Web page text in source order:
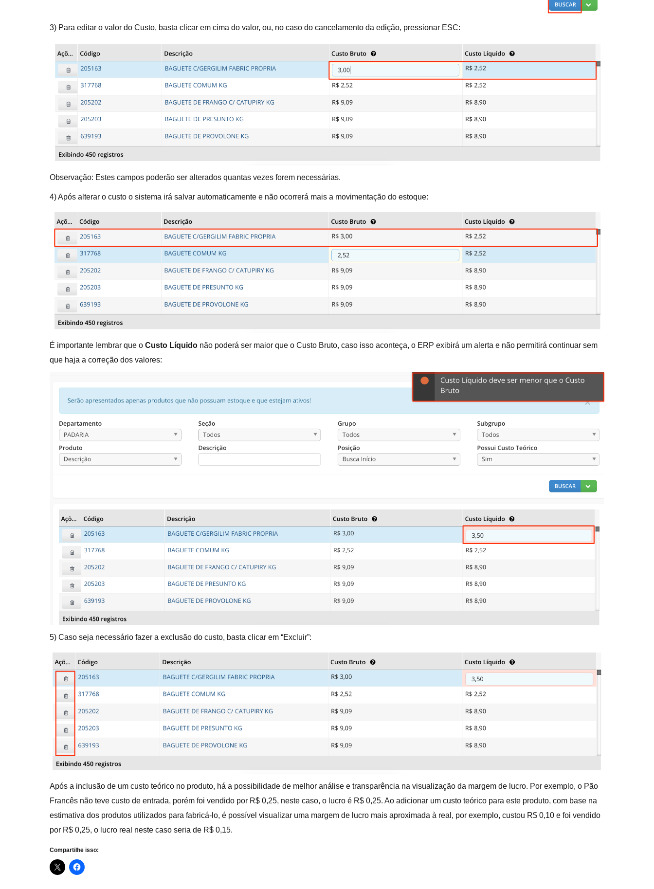
3) Para editar o valor do Custo, basta clicar em cima do valor, ou, no caso do cancelamento da edição, pressionar ESC:
Observação: Estes campos poderão ser alterados quantas vezes forem necessárias.
4) Após alterar o custo o sistema irá salvar automaticamente e não ocorrerá mais a movimentação do estoque:
É importante lembrar que o Custo Líquido não poderá ser maior que o Custo Bruto, caso isso aconteça, o ERP exibirá um alerta e não permitirá continuar sem
que haja a correção dos valores:
5) Caso seja necessário fazer a exclusão do custo, basta clicar em “Excluir”:
Após a inclusão de um custo teórico no produto, há a possibilidade de melhor análise e transparência na visualização da margem de lucro. Por exemplo, o Pão
Francês não teve custo de entrada, porém foi vendido por R$ 0,25, neste caso, o lucro é R$ 0,25. Ao adicionar um custo teórico para este produto, com base na
estimativa dos produtos utilizados para fabricá-lo, é possível visualizar uma margem de lucro mais aproximada à real, por exemplo, custou R$ 0,10 e foi vendido
por R$ 0,25, o lucro real neste caso seria de R$ 0,15.
Compartilhe isso: